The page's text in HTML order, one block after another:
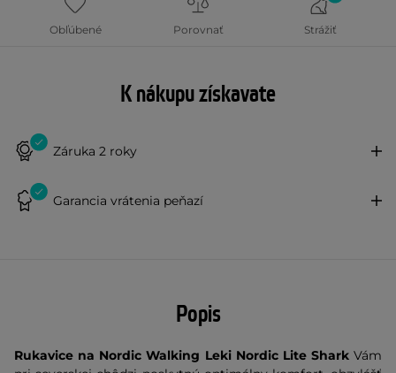
Obľúbené Porovnať Strážiť
K nákupu získavate
Záruka 2 roky
Garancia vrátenia peňazí
Popis
Rukavice na Nordic Walking Leki Nordic Lite SharkVám